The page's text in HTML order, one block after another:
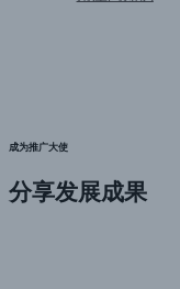
成为推广大使
分享发展成果